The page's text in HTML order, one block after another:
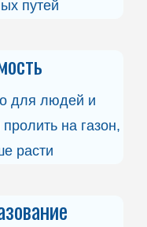
путей
для людей и
на газон,
расти